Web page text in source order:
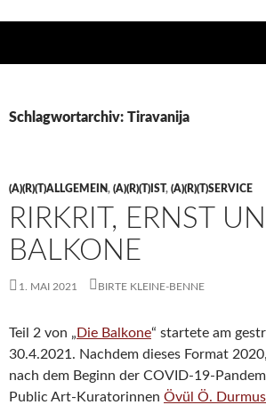
Schlagwortarchiv: Tiravanija
(A)(R)(T)ALLGEMEIN, (A)(R)(T)IST, (A)(R)(T)SERVICE
RIRKRIT, ERNST
BALKONE
1. MAI 2021 BIRTE KLEINE-BENNE
Teil 2 von „ Die Balkone“ startete am
30.4.2021. Nachdem dieses Format
nach dem Beginn der COVID-19-
Public Art-Kuratorinnen Övül Ö.